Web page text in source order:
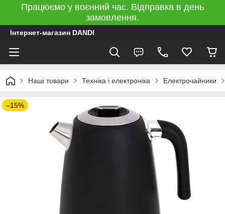
Працюємо у воєнний час. Відправка в день
замовлення.
Інтернет-магазин DANDI
Наші товари Техніка і електроніка Електрочайники
–15%